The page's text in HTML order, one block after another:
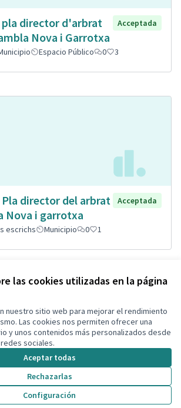
las cookies utilizadas en la página
nuestro sitio web para mejorar el rendimiento
Las cookies nos permiten ofrecer una
y unos contenidos más personalizados desde
sociales.
Aceptar todas
Rechazarlas
Configuración
pla director d'arbrat
Nova i Garrotxa
Acceptada
Espacio Público 0 3
director del arbrat
Nova i garrotxa
Acceptada
escrichs Municipio 0 1
retiradas
de uso
en Facebook
en YouTube
Calafell en GitHub
externo)
libre .
Con licencia
(Enlace